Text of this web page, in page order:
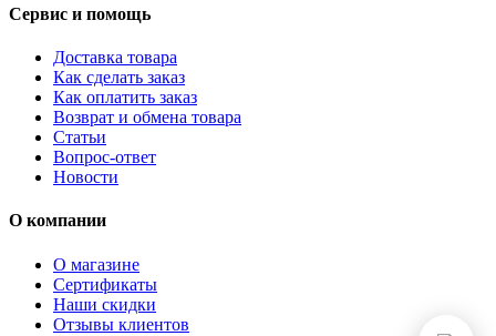
Сервис и помощь
Доставка товара
Как сделать заказ
Как оплатить заказ
Возврат и обмена товара
Статьи
Вопрос-ответ
Новости
О компании
О магазине
Сертификаты
Наши скидки
Отзывы клиентов